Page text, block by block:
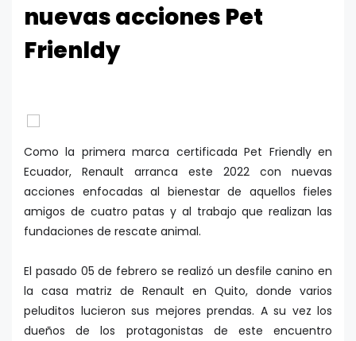
nuevas acciones Pet
Frienldy
Como la primera marca certificada Pet Friendly en
Ecuador, Renault arranca este 2022 con nuevas
acciones enfocadas al bienestar de aquellos fieles
amigos de cuatro patas y al trabajo que realizan las
fundaciones de rescate animal.
El pasado 05 de febrero se realizó un desfile canino en
la casa matriz de Renault en Quito, donde varios
peluditos lucieron sus mejores prendas. A su vez los
dueños de los protagonistas de este encuentro